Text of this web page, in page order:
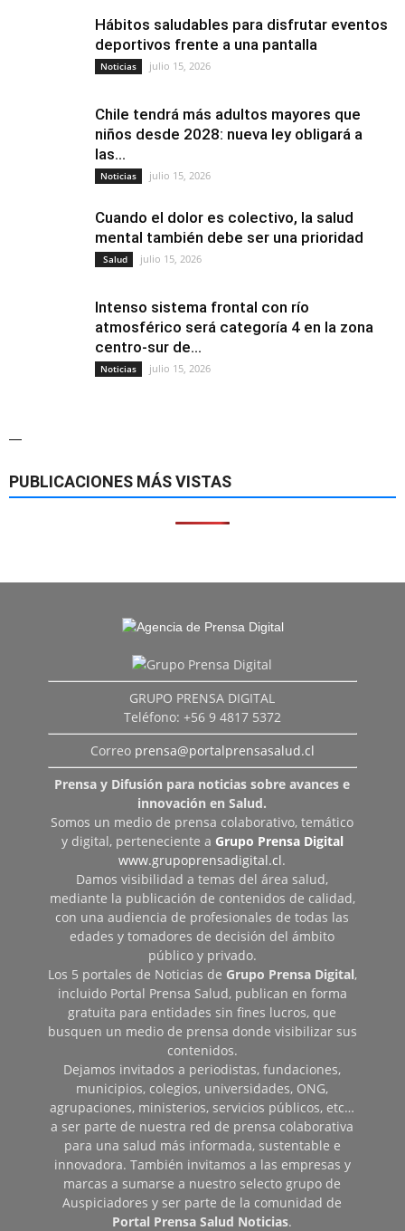
Hábitos saludables para disfrutar eventos
deportivos frente a una pantalla
Noticias julio 15, 2026
Chile tendrá más adultos mayores que
niños desde 2028: nueva ley obligará a
las...
Noticias julio 15, 2026
Cuando el dolor es colectivo, la salud
mental también debe ser una prioridad
Salud julio 15, 2026
Intenso sistema frontal con río
atmosférico será categoría 4 en la zona
centro-sur de...
Noticias julio 15, 2026
—
PUBLICACIONES MÁS VISTAS
GRUPO PRENSA DIGITAL
Teléfono: +56 9 4817 5372
Correo prensa@portalprensasalud.cl
Prensa y Difusión para noticias sobre avances e
innovación en Salud.
Somos un medio de prensa colaborativo, temático
y digital, perteneciente a Grupo Prensa Digital
www.grupoprensadigital.cl.
Damos visibilidad a temas del área salud,
mediante la publicación de contenidos de calidad,
con una audiencia de profesionales de todas las
edades y tomadores de decisión del ámbito
público y privado.
Los 5 portales de Noticias de Grupo Prensa Digital,
incluido Portal Prensa Salud, publican en forma
gratuita para entidades sin fines lucros, que
busquen un medio de prensa donde visibilizar sus
contenidos.
Dejamos invitados a periodistas, fundaciones,
municipios, colegios, universidades, ONG,
agrupaciones, ministerios, servicios públicos, etc…
a ser parte de nuestra red de prensa colaborativa
para una salud más informada, sustentable e
innovadora. También invitamos a las empresas y
marcas a sumarse a nuestro selecto grupo de
Auspiciadores y ser parte de la comunidad de
Portal Prensa Salud Noticias.